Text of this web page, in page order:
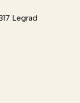
Legrad